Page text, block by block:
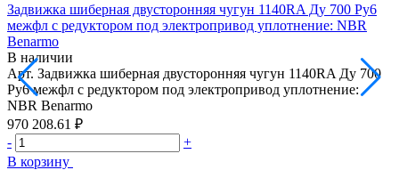
Задвижка шиберная двусторонняя чугун 1140RA Ду 700 Ру6
межфл с редуктором под электропривод уплотнение: NBR
Benarmo
В наличии
Арт. Задвижка шиберная двусторонняя чугун 1140RA Ду 700
Ру6 межфл с редуктором под электропривод уплотнение:
NBR Benarmo
970 208.61 ₽
-
+
В корзину